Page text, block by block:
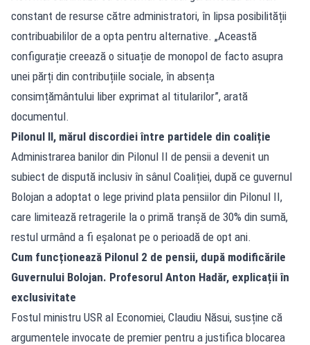
constant de resurse către administratori, în lipsa posibilității
contribuabililor de a opta pentru alternative. „Această
configurație creează o situație de monopol de facto asupra
unei părți din contribuțiile sociale, în absența
consimțământului liber exprimat al titularilor”, arată
documentul.
Pilonul II, mărul discordiei între partidele din coaliție
Administrarea banilor din Pilonul II de pensii a devenit un
subiect de dispută inclusiv în sânul Coaliției, după ce guvernul
Bolojan a adoptat o lege privind plata pensiilor din Pilonul II,
care limitează retragerile la o primă tranșă de 30% din sumă,
restul urmând a fi eșalonat pe o perioadă de opt ani.
Cum funcționează Pilonul 2 de pensii, după modificările
Guvernului Bolojan. Profesorul Anton Hadăr, explicații în
exclusivitate
Fostul ministru USR al Economiei, Claudiu Năsui, susține că
argumentele invocate de premier pentru a justifica blocarea